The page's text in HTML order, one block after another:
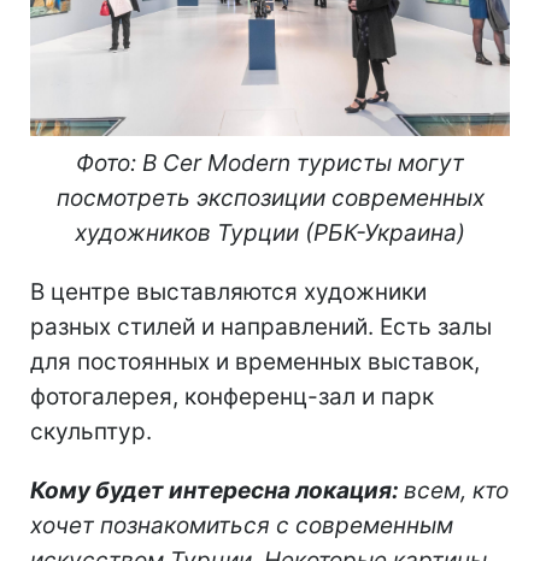
Фото: В Cer Modern туристы могут
посмотреть экспозиции современных
художников Турции (РБК-Украина)
В центре выставляются художники
разных стилей и направлений. Есть залы
для постоянных и временных выставок,
фотогалерея, конференц-зал и парк
скульптур.
Кому будет интересна локация: всем, кто
хочет познакомиться с современным